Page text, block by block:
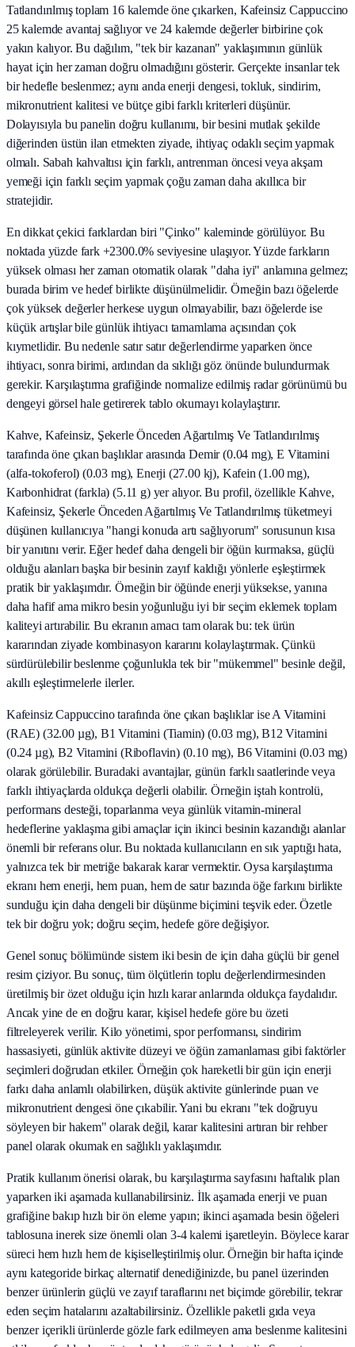
Tatlandırılmış toplam 16 kalemde öne çıkarken, Kafeinsiz Cappuccino
25 kalemde avantaj sağlıyor ve 24 kalemde değerler birbirine çok
yakın kalıyor. Bu dağılım, "tek bir kazanan" yaklaşımının günlük
hayat için her zaman doğru olmadığını gösterir. Gerçekte insanlar tek
bir hedefle beslenmez; aynı anda enerji dengesi, tokluk, sindirim,
mikronutrient kalitesi ve bütçe gibi farklı kriterleri düşünür.
Dolayısıyla bu panelin doğru kullanımı, bir besini mutlak şekilde
diğerinden üstün ilan etmekten ziyade, ihtiyaç odaklı seçim yapmak
olmalı. Sabah kahvaltısı için farklı, antrenman öncesi veya akşam
yemeği için farklı seçim yapmak çoğu zaman daha akıllıca bir
stratejidir.
En dikkat çekici farklardan biri "Çinko" kaleminde görülüyor. Bu
noktada yüzde fark +2300.0% seviyesine ulaşıyor. Yüzde farkların
yüksek olması her zaman otomatik olarak "daha iyi" anlamına gelmez;
burada birim ve hedef birlikte düşünülmelidir. Örneğin bazı öğelerde
çok yüksek değerler herkese uygun olmayabilir, bazı öğelerde ise
küçük artışlar bile günlük ihtiyacı tamamlama açısından çok
kıymetlidir. Bu nedenle satır satır değerlendirme yaparken önce
ihtiyacı, sonra birimi, ardından da sıklığı göz önünde bulundurmak
gerekir. Karşılaştırma grafiğinde normalize edilmiş radar görünümü bu
dengeyi görsel hale getirerek tablo okumayı kolaylaştırır.
Kahve, Kafeinsiz, Şekerle Önceden Ağartılmış Ve Tatlandırılmış
tarafında öne çıkan başlıklar arasında Demir (0.04 mg), E Vitamini
(alfa-tokoferol) (0.03 mg), Enerji (27.00 kj), Kafein (1.00 mg),
Karbonhidrat (farkla) (5.11 g) yer alıyor. Bu profil, özellikle Kahve,
Kafeinsiz, Şekerle Önceden Ağartılmış Ve Tatlandırılmış tüketmeyi
düşünen kullanıcıya "hangi konuda artı sağlıyorum" sorusunun kısa
bir yanıtını verir. Eğer hedef daha dengeli bir öğün kurmaksa, güçlü
olduğu alanları başka bir besinin zayıf kaldığı yönlerle eşleştirmek
pratik bir yaklaşımdır. Örneğin bir öğünde enerji yüksekse, yanına
daha hafif ama mikro besin yoğunluğu iyi bir seçim eklemek toplam
kaliteyi artırabilir. Bu ekranın amacı tam olarak bu: tek ürün
kararından ziyade kombinasyon kararını kolaylaştırmak. Çünkü
sürdürülebilir beslenme çoğunlukla tek bir "mükemmel" besinle değil,
akıllı eşleştirmelerle ilerler.
Kafeinsiz Cappuccino tarafında öne çıkan başlıklar ise A Vitamini
(RAE) (32.00 µg), B1 Vitamini (Tiamin) (0.03 mg), B12 Vitamini
(0.24 µg), B2 Vitamini (Riboflavin) (0.10 mg), B6 Vitamini (0.03 mg)
olarak görülebilir. Buradaki avantajlar, günün farklı saatlerinde veya
farklı ihtiyaçlarda oldukça değerli olabilir. Örneğin iştah kontrolü,
performans desteği, toparlanma veya günlük vitamin-mineral
hedeflerine yaklaşma gibi amaçlar için ikinci besinin kazandığı alanlar
önemli bir referans olur. Bu noktada kullanıcıların en sık yaptığı hata,
yalnızca tek bir metriğe bakarak karar vermektir. Oysa karşılaştırma
ekranı hem enerji, hem puan, hem de satır bazında öğe farkını birlikte
sunduğu için daha dengeli bir düşünme biçimini teşvik eder. Özetle
tek bir doğru yok; doğru seçim, hedefe göre değişiyor.
Genel sonuç bölümünde sistem iki besin de için daha güçlü bir genel
resim çiziyor. Bu sonuç, tüm ölçütlerin toplu değerlendirmesinden
üretilmiş bir özet olduğu için hızlı karar anlarında oldukça faydalıdır.
Ancak yine de en doğru karar, kişisel hedefe göre bu özeti
filtreleyerek verilir. Kilo yönetimi, spor performansı, sindirim
hassasiyeti, günlük aktivite düzeyi ve öğün zamanlaması gibi faktörler
seçimleri doğrudan etkiler. Örneğin çok hareketli bir gün için enerji
farkı daha anlamlı olabilirken, düşük aktivite günlerinde puan ve
mikronutrient dengesi öne çıkabilir. Yani bu ekranı "tek doğruyu
söyleyen bir hakem" olarak değil, karar kalitesini artıran bir rehber
panel olarak okumak en sağlıklı yaklaşımdır.
Pratik kullanım önerisi olarak, bu karşılaştırma sayfasını haftalık plan
yaparken iki aşamada kullanabilirsiniz. İlk aşamada enerji ve puan
grafiğine bakıp hızlı bir ön eleme yapın; ikinci aşamada besin öğeleri
tablosuna inerek size önemli olan 3-4 kalemi işaretleyin. Böylece karar
süreci hem hızlı hem de kişiselleştirilmiş olur. Örneğin bir hafta içinde
aynı kategoride birkaç alternatif denediğinizde, bu panel üzerinden
benzer ürünlerin güçlü ve zayıf taraflarını net biçimde görebilir, tekrar
eden seçim hatalarını azaltabilirsiniz. Özellikle paketli gıda veya
benzer içerikli ürünlerde gözle fark edilmeyen ama beslenme kalitesini